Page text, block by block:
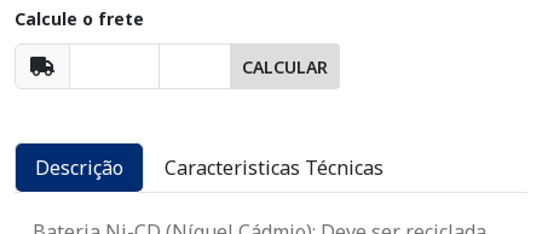
Calcule o frete
CALCULAR
Descrição Caracteristicas Técnicas